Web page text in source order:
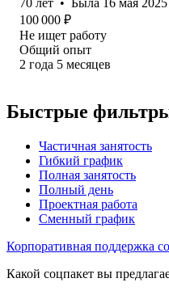
100 000 ₽
Не ищет работу
Общий опыт
2 года 5 месяцев
Быстрые
Частичная занятость
Гибкий график
Полная занятость
Полный день
Проектная работа
Сменный график
Корпоративная поддержка
Какой соцпакет вы